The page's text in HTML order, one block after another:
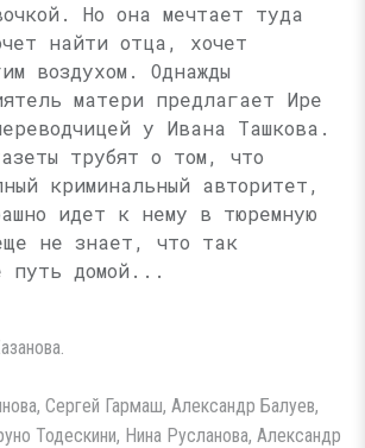
Но она мечтает туда
найти отца, хочет
воздухом. Однажды
матери предлагает Ире
у Ивана Ташкова.
трубят о том, что
криминальный авторитет,
идет к нему в тюремную
не знает, что так
путь домой...
Сергей Гармаш, Александр Балуев,
Тодескини, Нина Русланова, Александр